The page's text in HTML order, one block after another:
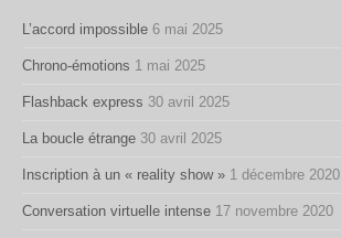
L’accord impossible 6 mai 2025
Chrono-émotions 1 mai 2025
Flashback express 30 avril 2025
La boucle étrange 30 avril 2025
Inscription à un « reality show » 1 décembre 2020
Conversation virtuelle intense 17 novembre 2020